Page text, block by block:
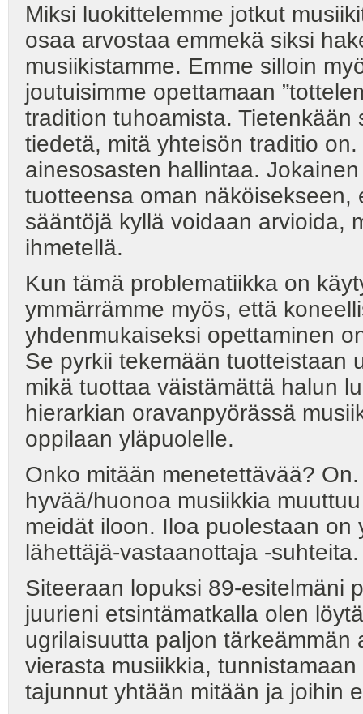
Miksi luokittelemme jotkut
osaa arvostaa emmekä siksi
musiikistamme. Emme silloin
joutuisimme opettamaan
tradition tuhoamista.
tiedetä, mitä yhteisön traditio
ainesosasten hallintaa.
tuotteensa oman näköisekseen,
sääntöjä kyllä voidaan arvioida,
ihmetellä.
Kun tämä problematiikka on
ymmärrämme myös, että
yhdenmukaiseksi opettaminen
Se pyrkii tekemään tuotteistaan
mikä tuottaa väistämättä halun
hierarkian oravanpyörässä
oppilaan yläpuolelle.
Onko mitään menetettävää?
hyvää/huonoa musiikkia
meidät iloon. Iloa puolestaan
lähettäjä-vastaanottaja -suhteita.
Siteeraan lopuksi 89-esitelmäni
juurieni etsintämatkalla olen
ugrilaisuutta paljon
vierasta musiikkia,
tajunnut yhtään mitään ja joihin